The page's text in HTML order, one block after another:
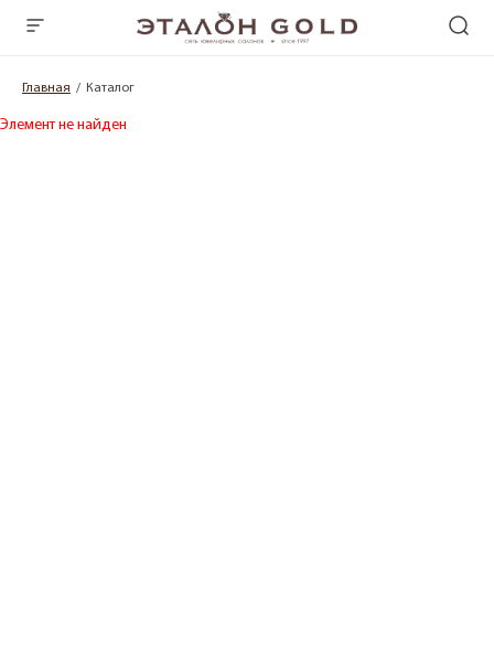
Главная Каталог
Элемент не найден